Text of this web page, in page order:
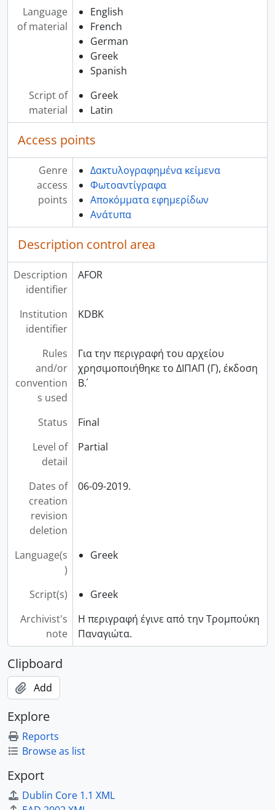
Language
of material
English
French
German
Greek
Spanish
Script of
material
Greek
Latin
Access points
Genre
access
points
Δακτυλογραφημένα κείμενα
Φωτοαντίγραφα
Αποκόμματα εφημερίδων
Ανάτυπα
Description control area
Description
identifier
AFOR
Institution
identifier
KDBK
Rules
and/or
convention
s used
Για την περιγραφή του αρχείου
χρησιµοποιήθηκε το ∆ΙΠΑΠ (Γ), έκδοση
Β΄.
Status
Final
Level of
detail
Partial
Dates of
creation
revision
deletion
06-09-2019.
Language(s
)
Greek
Script(s)
Greek
Archivist's
note
Η περιγραφή έγινε από την Τρομπούκη
Παναγιώτα.
Clipboard
Add
Explore
Reports
Browse as list
Export
Dublin Core 1.1 XML